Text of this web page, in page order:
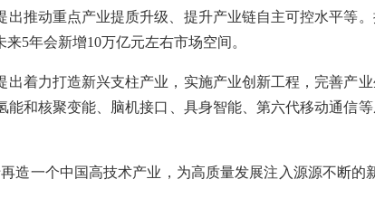
推动重点产业提质升级、提升产业链自主可控水平等
5年会新增10万亿元左右市场空间。
着力打造新兴支柱产业，实施产业创新工程，完善产
和核聚变能、脑机接口、具身智能、第六代移动通信
造一个中国高技术产业，为高质量发展注入源源不断的